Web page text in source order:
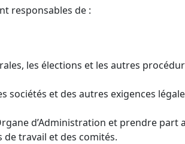
responsables de :
les élections et les autres
sociétés et des autres exigences
d’Administration et prendre part
travail et des comités.